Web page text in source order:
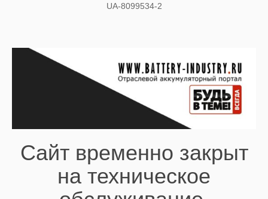
UA-8099534-2
Сайт временно закрыт
на техническое